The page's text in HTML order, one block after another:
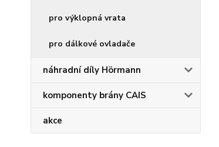
pro výklopná vrata
pro dálkové ovladače
náhradní díly Hörmann
komponenty brány CAIS
akce